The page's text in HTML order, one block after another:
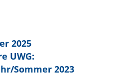
2025
UWG:
Sommer 2023